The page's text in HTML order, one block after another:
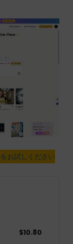
お試しください
$10.80